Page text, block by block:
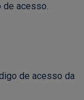
de acesso.
de acesso da